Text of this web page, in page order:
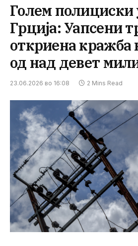
Голем полициски
Грција: Уапсени
откриена кражба
од над девет
23.06.2026 во 16:08 2 Mins Read